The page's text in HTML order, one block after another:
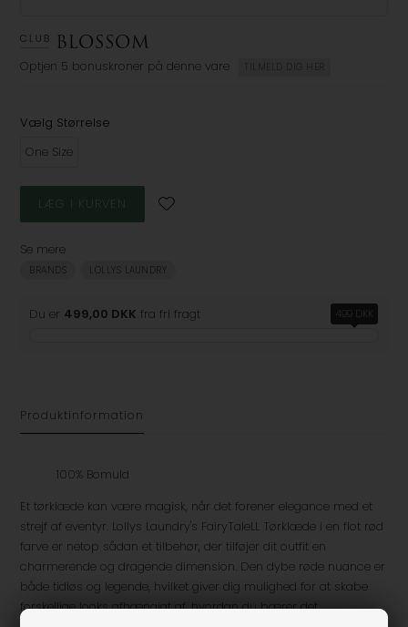
Optjen 5 bonuskroner på denne vare TILMELD DIG HER
Vælg Størrelse
One Size
Se mere
BRANDS LOLLYS LAUNDRY
Du er 499,00 DKK fra fri fragt 499 DKK
Produktinformation
100% Bomuld
Et tørklæde kan være magisk, når det forener elegance med et
strejf af eventyr. Lollys Laundry's FairyTaleLL Tørklæde i en flot rød
farve er netop sådan et tilbehør, der tilføjer dit outfit en
charmerende og dragende dimension. Den dybe røde nuance er
både tidløs og legende, hvilket giver dig mulighed for at skabe
forskellige looks afhængigt af, hvordan du bærer det.